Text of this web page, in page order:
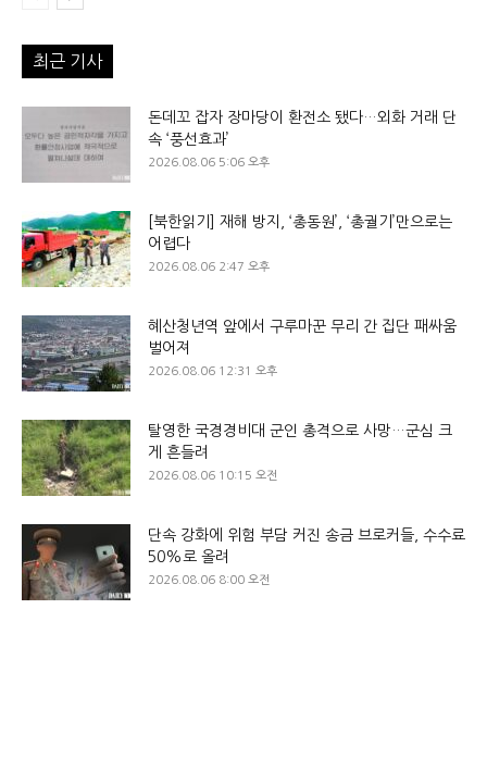
최근 기사
돈데꼬 잡자 장마당이 환전소 됐다…외화 거래 단
속 ‘풍선효과’
2026.08.06 5:06 오후
[북한읽기] 재해 방지, ‘총동원’, ‘총궐기’만으로는
어렵다
2026.08.06 2:47 오후
혜산청년역 앞에서 구루마꾼 무리 간 집단 패싸움
벌어져
2026.08.06 12:31 오후
탈영한 국경경비대 군인 총격으로 사망…군심 크
게 흔들려
2026.08.06 10:15 오전
단속 강화에 위험 부담 커진 송금 브로커들, 수수료
50%로 올려
2026.08.06 8:00 오전